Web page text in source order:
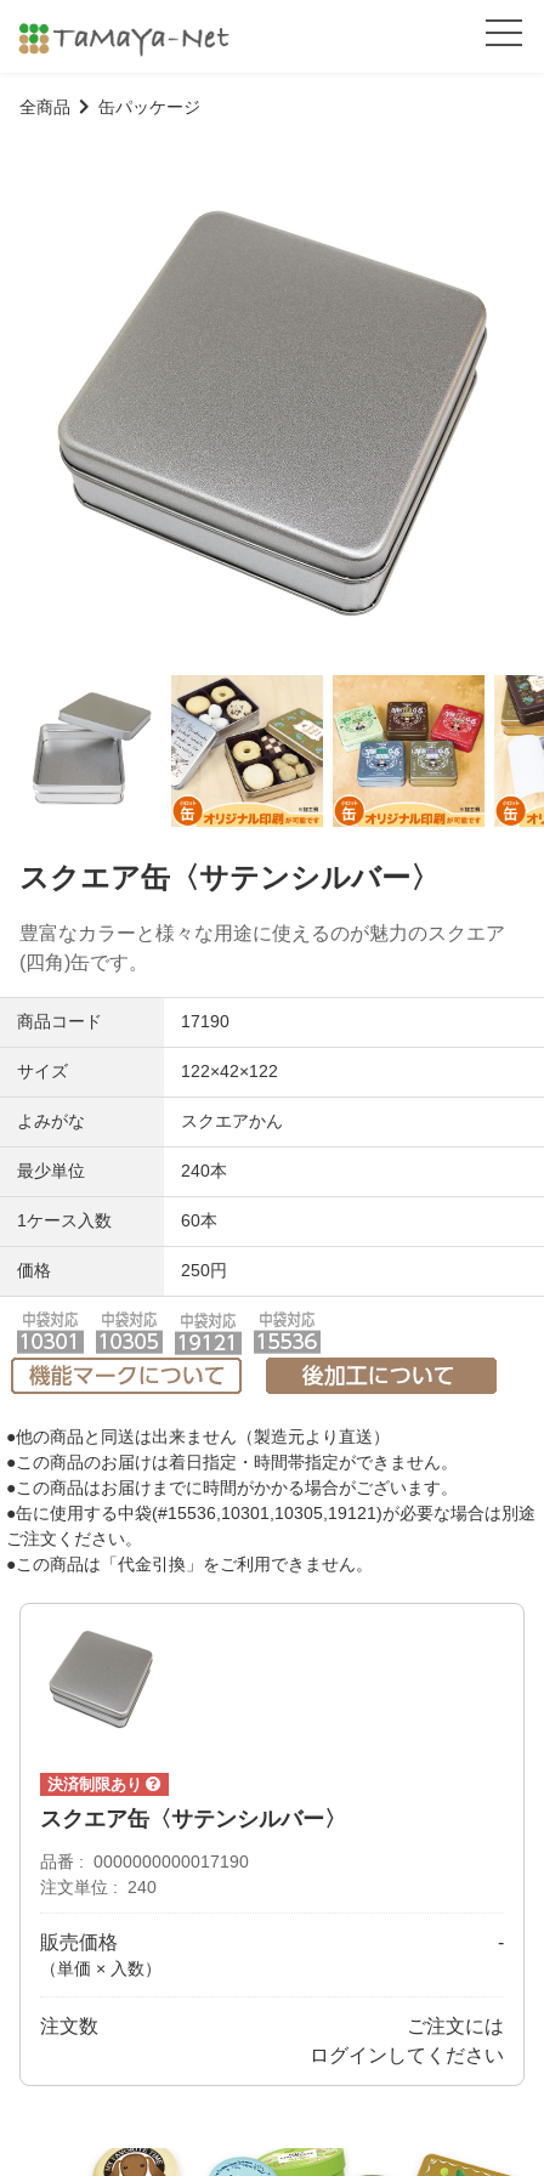
全商品 缶パッケージ
スクエア缶〈サテンシルバー〉
豊富なカラーと様々な用途に使えるのが魅力のスクエア
(四角)缶です。
商品コード 17190
サイズ 122×42×122
よみがな スクエアかん
最少単位 240本
1ケース入数 60本
価格 250円
●他の商品と同送は出来ません（製造元より直送）
●この商品のお届けは着日指定・時間帯指定ができません。
●この商品はお届けまでに時間がかかる場合がございます。
●缶に使用する中袋(#15536,10301,10305,19121)が必要な場合は別途
ご注文ください。
●この商品は「代金引換」をご利用できません。
スクエア缶〈サテンシルバー〉
品番
0000000000017190
注文単位
240
販売価格
（単価 × 入数）
-
注文数
ご注文には
ログイン してください